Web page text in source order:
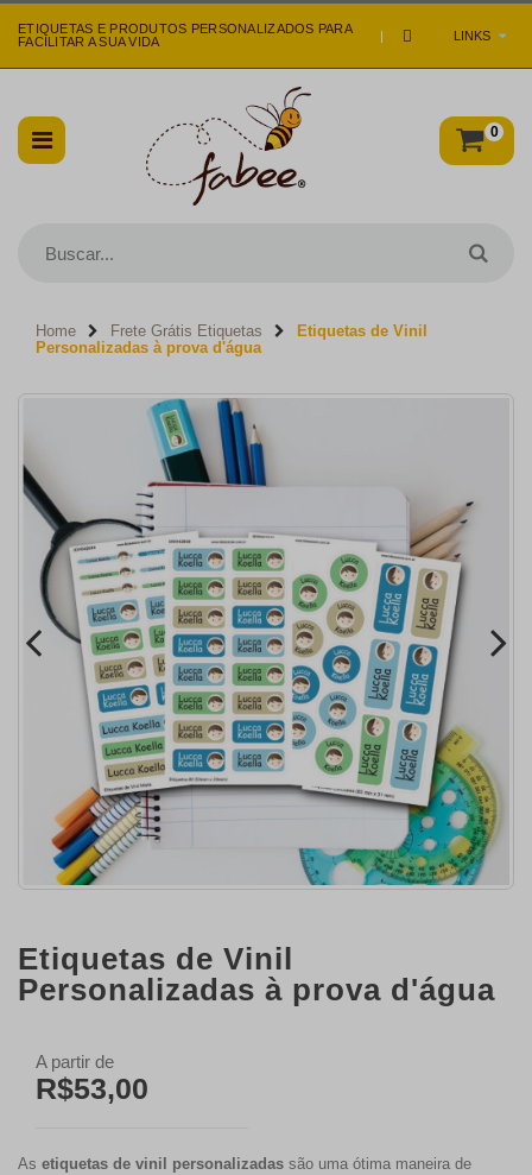
LINKS
ETIQUETAS E PRODUTOS PERSONALIZADOS PARA
FACILITAR A SUA VIDA
|
0
Home Frete Grátis Etiquetas
Etiquetas de Vinil
Personalizadas à prova d'água
Etiquetas de Vinil
Personalizadas à prova d'água
A partir de
R$53,00
As etiquetas de vinil personalizadas são uma ótima maneira de